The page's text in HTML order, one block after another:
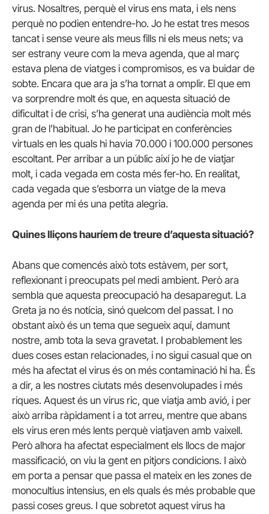
virus. Nosaltres, perquè el virus ens mata, i els nens
perquè no podien entendre-ho. Jo he estat tres mesos
tancat i sense veure als meus fills ni els meus nets; va
ser estrany veure com la meva agenda, que al març
estava plena de viatges i compromisos, es va buidar de
sobte. Encara que ara ja s’ha tornat a omplir. El que em
va sorprendre molt és que, en aquesta situació de
dificultat i de crisi, s’ha generat una audiència molt més
gran de l’habitual. Jo he participat en conferències
virtuals en les quals hi havia 70.000 i 100.000 persones
escoltant. Per arribar a un públic així jo he de viatjar
molt, i cada vegada em costa més fer-ho. En realitat,
cada vegada que s’esborra un viatge de la meva
agenda per mi és una petita alegria.
Quines lliçons hauríem de treure d’aquesta situació?
Abans que comencés això tots estàvem, per sort,
reflexionant i preocupats pel medi ambient. Però ara
sembla que aquesta preocupació ha desaparegut. La
Greta ja no és notícia, sinó quelcom del passat. I no
obstant això és un tema que segueix aquí, damunt
nostre, amb tota la seva gravetat. I probablement les
dues coses estan relacionades, i no sigui casual que on
més ha afectat el virus és on més contaminació hi ha. És
a dir, a les nostres ciutats més desenvolupades i més
riques. Aquest és un virus ric, que viatja amb avió, i per
això arriba ràpidament i a tot arreu, mentre que abans
els virus eren més lents perquè viatjaven amb vaixell.
Però alhora ha afectat especialment els llocs de major
massificació, on viu la gent en pitjors condicions. I això
em porta a pensar que passa el mateix en les zones de
monocultius intensius, en els quals és més probable que
passi coses greus. I que sobretot aquest virus ha